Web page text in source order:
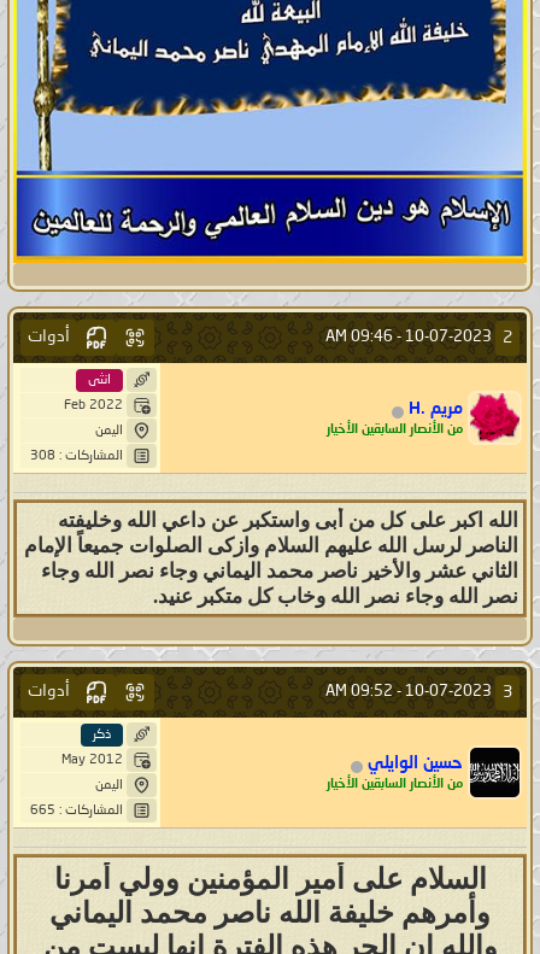
2
10-07-2023 -
09:46 AM أدوات
مريم .H
من الأنصار السابقين الأخيار
انثى
Feb 2022
اليمن
المشاركات : 308
الله اكبر على كل من أبى واستكبر عن داعي الله وخليفته
الناصر لرسل الله عليهم السلام وازكى الصلوات جميعاً الإمام
الثاني عشر والأخير ناصر محمد اليماني وجاء نصر الله وجاء
نصر الله وجاء نصر الله وخاب كل متكبر عنيد.
3
10-07-2023 -
09:52 AM أدوات
حسين الوايلي
من الأنصار السابقين الأخيار
ذكر
May 2012
اليمن
المشاركات : 665
السلام على أمير المؤمنين وولي أمرنا
وأمرهم خليفة الله ناصر محمد اليماني
والله ان الحر هذه الفترة انها ليست من